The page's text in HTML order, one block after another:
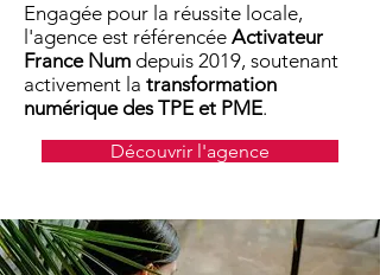
Engagée pour la réussite locale,
l'agence est référencée Activateur
France Num depuis 2019, soutenant
activement la transformation
numérique des TPE et PME.
Découvrir l'agence